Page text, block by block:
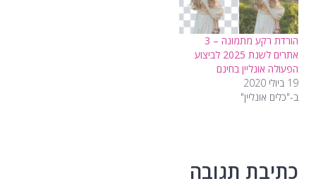
הורדת רקע מתמונה – 3
אתרים לשנת 2025 לביצוע
הפעולה אונליין בחינם
19 ביולי 2020
ב-"כלים אונליין"
כתיבת תגובה